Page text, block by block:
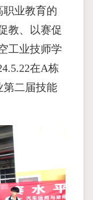
职业教育的
教、以赛促
工业技师学
在A栋
第二届技能